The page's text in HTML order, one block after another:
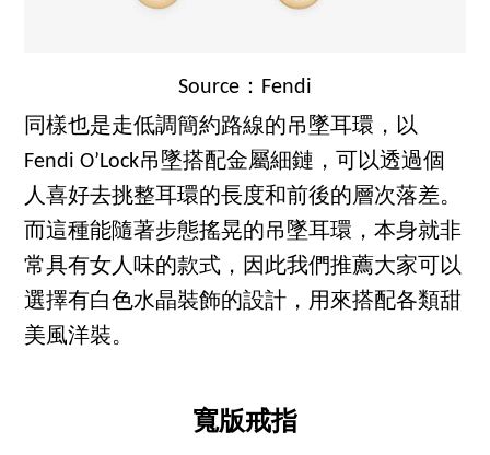
Source：Fendi
同樣也是走低調簡約路線的吊墜耳環，以
Fendi O’Lock吊墜搭配金屬細鏈，可以透過個
人喜好去挑整耳環的長度和前後的層次落差。
而這種能隨著步態搖晃的吊墜耳環，本身就非
常具有女人味的款式，因此我們推薦大家可以
選擇有白色水晶裝飾的設計，用來搭配各類甜
美風洋裝。
寬版戒指